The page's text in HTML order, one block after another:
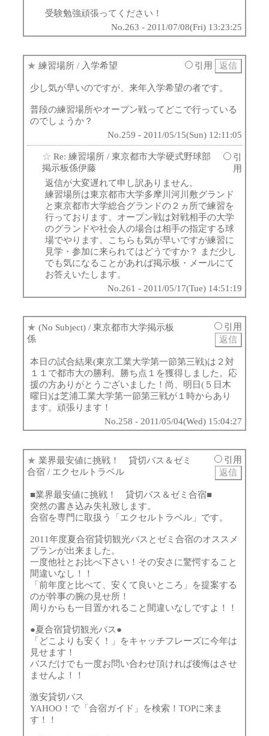
受験勉強頑張ってください！
No.263 - 2011/07/08(Fri) 13:23:25
★ 練習場所 / 入学希望 引用
少し気が早いのですが、来年入学希望の者です。
普段の練習場所やオープン戦ってどこで行っている
のでしょうか？
No.259 - 2011/05/15(Sun) 12:11:05
☆ Re: 練習場所 / 東京都市大学硬式野球部
掲示板係伊藤
引
用
返信が大変遅れて申し訳ありません。
練習場所は東京都市大学多摩川河川敷グランド
と東京都市大学総合グランドの２ヵ所で練習を
行っております。オープン戦は対戦相手の大学
のグランドや社会人の場合は相手の指定する球
場でやります。こちらも気が早いですが練習に
見学・参加に来られてはどうですか？ まだ少し
でも気になることがあれば掲示板・メールにて
お答えいたします。
No.261 - 2011/05/17(Tue) 14:51:19
★ (No Subject) / 東京都市大学掲示板
係
引用
本日の試合結果(東京工業大学第一節第三戦)は２対
１１で都市大の勝利。勝ち点１を獲得しました。応
援の方ありがとうございました！尚、明日(５日木
曜日)は芝浦工業大学第一節第三戦が１時からあり
ます。頑張ります！
No.258 - 2011/05/04(Wed) 15:04:27
★ 業界最安値に挑戦！ 貸切バス＆ゼミ
合宿 / エクセルトラベル
引用
■業界最安値に挑戦！ 貸切バス＆ゼミ合宿■
突然の書き込み失礼致します。
合宿を専門に取扱う「エクセルトラベル」です。
2011年度夏合宿貸切観光バスとゼミ合宿のオススメ
プランが出来ました。
一度他社とお比べ下さい！その安さに驚愕すること
間違いなし！！
「前年度と比べて、安くて良いところ」を提案する
のが幹事の腕の見せ所！
周りからも一目置かれること間違いなしですよ！！
●夏合宿貸切観光バス●
「どこよりも安く！」をキャッチフレーズに今年は
見せます！
バスだけでも一度お問い合わせ頂ければ後悔はさせ
ませんよ！！
激安貸切バス
YAHOO！で「合宿ガイド」を検索！TOPに来ま
す！！